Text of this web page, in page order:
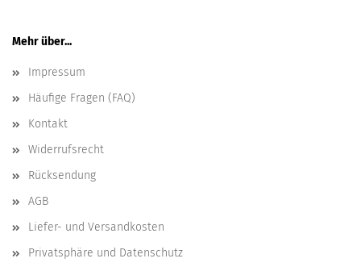
Mehr über...
Impressum
Häufige Fragen (FAQ)
Kontakt
Widerrufsrecht
Rücksendung
AGB
Liefer- und Versandkosten
Privatsphäre und Datenschutz